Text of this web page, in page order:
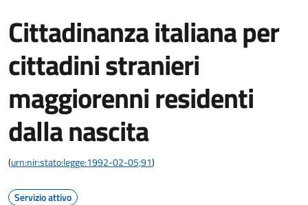
Cittadinanza italiana per
cittadini stranieri
maggiorenni residenti
dalla nascita
(urn:nir:stato:legge:1992-02-05;91)
Servizio attivo